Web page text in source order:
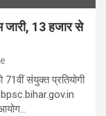
जारी, 13 हजार से
संयुक्त प्रतियोगी
bpsc.bihar.gov.in